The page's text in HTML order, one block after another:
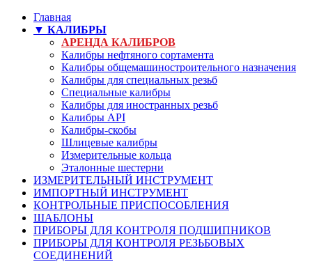
Главная
▼ КАЛИБРЫ
АРЕНДА КАЛИБРОВ
Калибры нефтяного сортамента
Калибры общемашиностроительного назначения
Калибры для специальных резьб
Специальные калибры
Калибры для иностранных резьб
Калибры API
Калибры-скобы
Шлицевые калибры
Измерительные кольца
Эталонные шестерни
ИЗМЕРИТЕЛЬНЫЙ ИНСТРУМЕНТ
ИМПОРТНЫЙ ИНСТРУМЕНТ
КОНТРОЛЬНЫЕ ПРИСПОСОБЛЕНИЯ
ШАБЛОНЫ
ПРИБОРЫ ДЛЯ КОНТРОЛЯ ПОДШИПНИКОВ
ПРИБОРЫ ДЛЯ КОНТРОЛЯ РЕЗЬБОВЫХ
СОЕДИНЕНИЙ